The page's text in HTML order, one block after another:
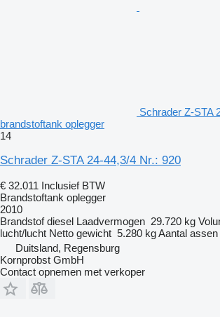
Schrader Z-STA
brandstoftank oplegger
14
Schrader Z-STA 24-44,3/4 Nr.: 920
€ 32.011 Inclusief BTW
Brandstoftank oplegger
2010
Brandstof diesel Laadvermogen 29.720 kg
lucht/lucht Netto gewicht 5.280 kgAantal assen
Duitsland, Regensburg
Kornprobst GmbH
Contact opnemen met verkoper